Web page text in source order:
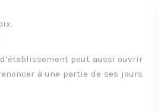
peut aussi ouvrir
à une partie de ses jours